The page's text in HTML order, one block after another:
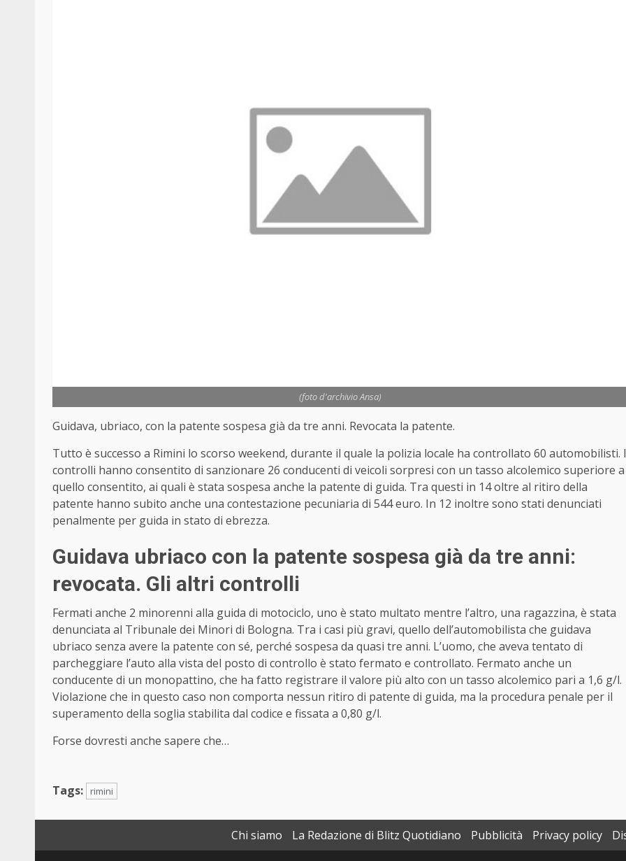
(foto d'archivio Ansa)
Guidava, ubriaco, con la patente sospesa già da tre anni. Revocata la patente.
Tutto è successo a Rimini lo scorso weekend, durante il quale la polizia locale ha controllato 60 automobilisti. I
controlli hanno consentito di sanzionare 26 conducenti di veicoli sorpresi con un tasso alcolemico superiore a
quello consentito, ai quali è stata sospesa anche la patente di guida. Tra questi in 14 oltre al ritiro della
patente hanno subito anche una contestazione pecuniaria di 544 euro. In 12 inoltre sono stati denunciati
penalmente per guida in stato di ebrezza.
Guidava ubriaco con la patente sospesa già da tre anni:
revocata. Gli altri controlli
Fermati anche 2 minorenni alla guida di motociclo, uno è stato multato mentre l’altro, una ragazzina, è stata
denunciata al Tribunale dei Minori di Bologna. Tra i casi più gravi, quello dell’automobilista che guidava
ubriaco senza avere la patente con sé, perché sospesa da quasi tre anni. L’uomo, che aveva tentato di
parcheggiare l’auto alla vista del posto di controllo è stato fermato e controllato. Fermato anche un
conducente di un monopattino, che ha fatto registrare il valore più alto con un tasso alcolemico pari a 1,6 g/l.
Violazione che in questo caso non comporta nessun ritiro di patente di guida, ma la procedura penale per il
superamento della soglia stabilita dal codice e fissata a 0,80 g/l.
Forse dovresti anche sapere che…
Tags: rimini
Chi siamo La Redazione di Blitz Quotidiano Pubblicità Privacy policy